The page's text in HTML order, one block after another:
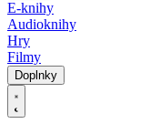
E-knihy
Audioknihy
Hry
Filmy
Doplnky